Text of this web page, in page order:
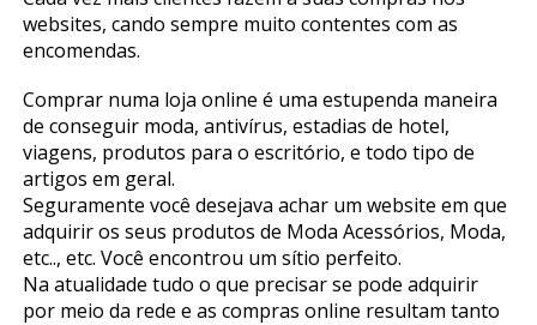
websites, ficando sempre muito contentes com as
encomendas.
Comprar numa loja online é uma estupenda maneira
de conseguir moda, antivírus, estadias de hotel,
viagens, produtos para o escritório, e todo tipo de
artigos em geral.
Seguramente você desejava achar um website em que
adquirir os seus produtos de Moda Acessórios, Moda,
etc.., etc. Você encontrou um sítio perfeito.
Na atualidade tudo o que precisar se pode adquirir
por meio da rede e as compras online resultam tanto